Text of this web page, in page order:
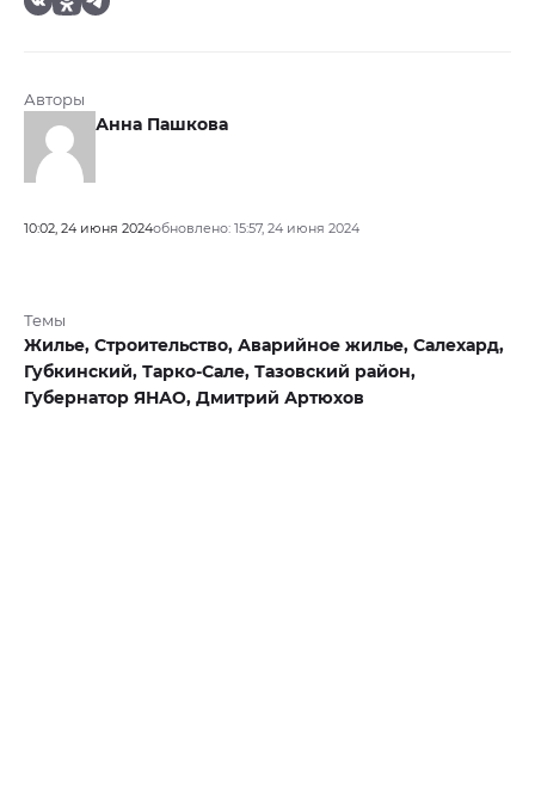
Авторы
Анна Пашкова
10:02, 24 июня 2024обновлено: 15:57, 24 июня 2024
Темы
Жилье, Строительство, Аварийное жилье, Салехард,
Губкинский, Тарко-Сале, Тазовский район,
Губернатор ЯНАО, Дмитрий Артюхов